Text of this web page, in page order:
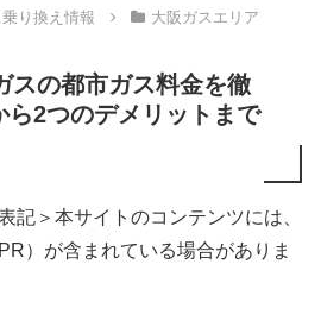
り換え情報 大阪ガスエリア
スの都市ガス料金を徹
ら2つのデメリットまで
記＞本サイトのコンテンツには、
）が含まれている場合がありま